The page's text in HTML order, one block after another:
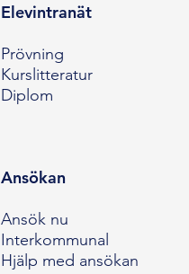
Elevintranät
Prövning
Kurslitteratur
Diplom
Ansökan
Ansök nu
Interkommunal
Hjälp med ansökan